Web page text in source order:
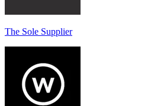
The Sole Supplier